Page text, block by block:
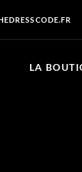
LA